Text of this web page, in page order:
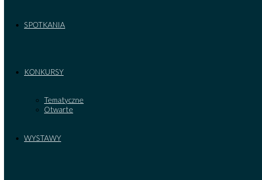
SPOTKANIA
KONKURSY
Tematyczne
Otwarte
WYSTAWY